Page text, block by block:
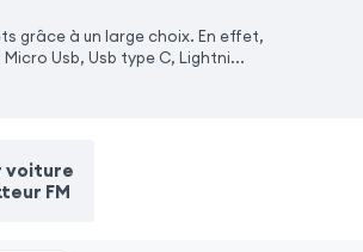
grâce à un large choix. En effet,
Usb, Usb type C, Lightni...
voiture
FM